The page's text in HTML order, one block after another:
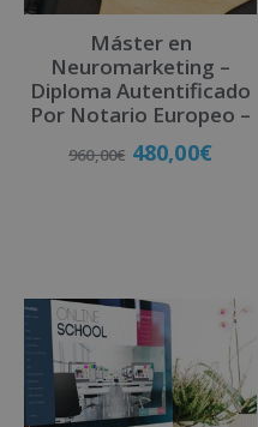
v
Máster en
Neuromarketing –
Diploma Autentificado
Por Notario Europeo –
960,00€ 480,00€